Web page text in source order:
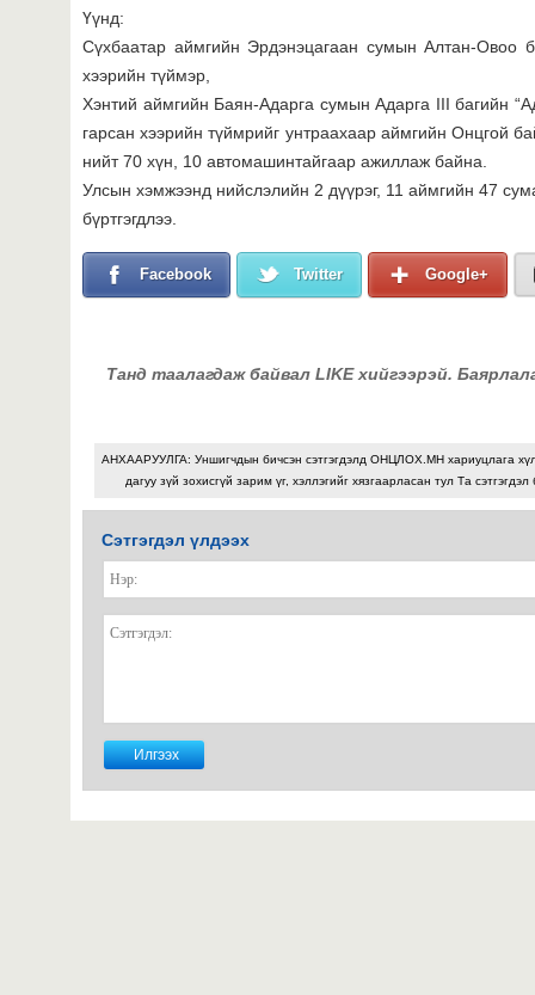
Үүнд:
Сүхбаатар аймгийн Эрдэнэцагаан сумын Алтан-Овоо
хээрийн түймэр,
Хэнтий аймгийн Баян-Адарга сумын Адарга III багийн
гарсан хээрийн түймрийг унтраахаар аймгийн Онцгой
нийт 70 хүн, 10 автомашинтайгаар ажиллаж байна.
Улсын хэмжээнд нийслэлийн 2 дүүрэг, 11 аймгийн 47
бүртгэгдлээ.
Facebook Twitter Google+
Танд таалагдаж байвал LIKE хийгээрэй.
АНХААРУУЛГА: Уншигчдын бичсэн сэтгэгдэлд ОНЦЛОХ.МН хариуцлага
дагуу зүй зохисгүй зарим үг, хэллэгийг хязгаарласан тул Та
Сэтгэгдэл үлдээх